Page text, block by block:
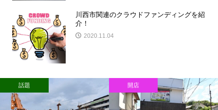
川西市関連のクラウドファンディングを紹
介！
2020.11.04
話題 開店 注